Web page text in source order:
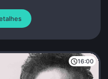
16:00